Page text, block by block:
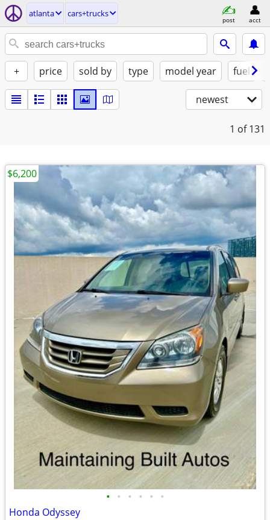
atlanta cars+trucks
post acct
+ price sold by type model year fuel
newest
1 of 131
• • • • • •
Honda Odyssey
$6,200